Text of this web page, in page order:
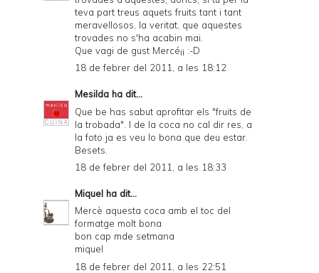
teva part treus aquets fruits tant i tant
meravellosos, la veritat, que aquestes
trovades no s'ha acabin mai.
Que vagi de gust Mercé¡¡ :-D
18 de febrer del 2011, a les 18:12
Mesilda ha dit...
Que be has sabut aprofitar els "fruits de
la trobada". I de la coca no cal dir res, a
la foto ja es veu lo bona que deu estar.
Besets.
18 de febrer del 2011, a les 18:33
Miquel ha dit...
Mercè aquesta coca amb el toc del
formatge molt bona
bon cap mde setmana
miquel
18 de febrer del 2011, a les 22:51